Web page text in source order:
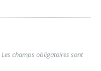
Les champs obligatoires sont